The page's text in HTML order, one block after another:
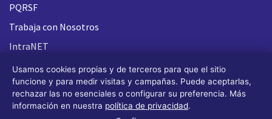
PQRSF
Trabaja con Nosotros
IntraNET
Usamos cookies propias y de terceros para que el sitio
funcione y para medir visitas y campañas. Puede aceptarlas,
rechazar las no esenciales o configurar su preferencia. Más
información en nuestra política de privacidad.